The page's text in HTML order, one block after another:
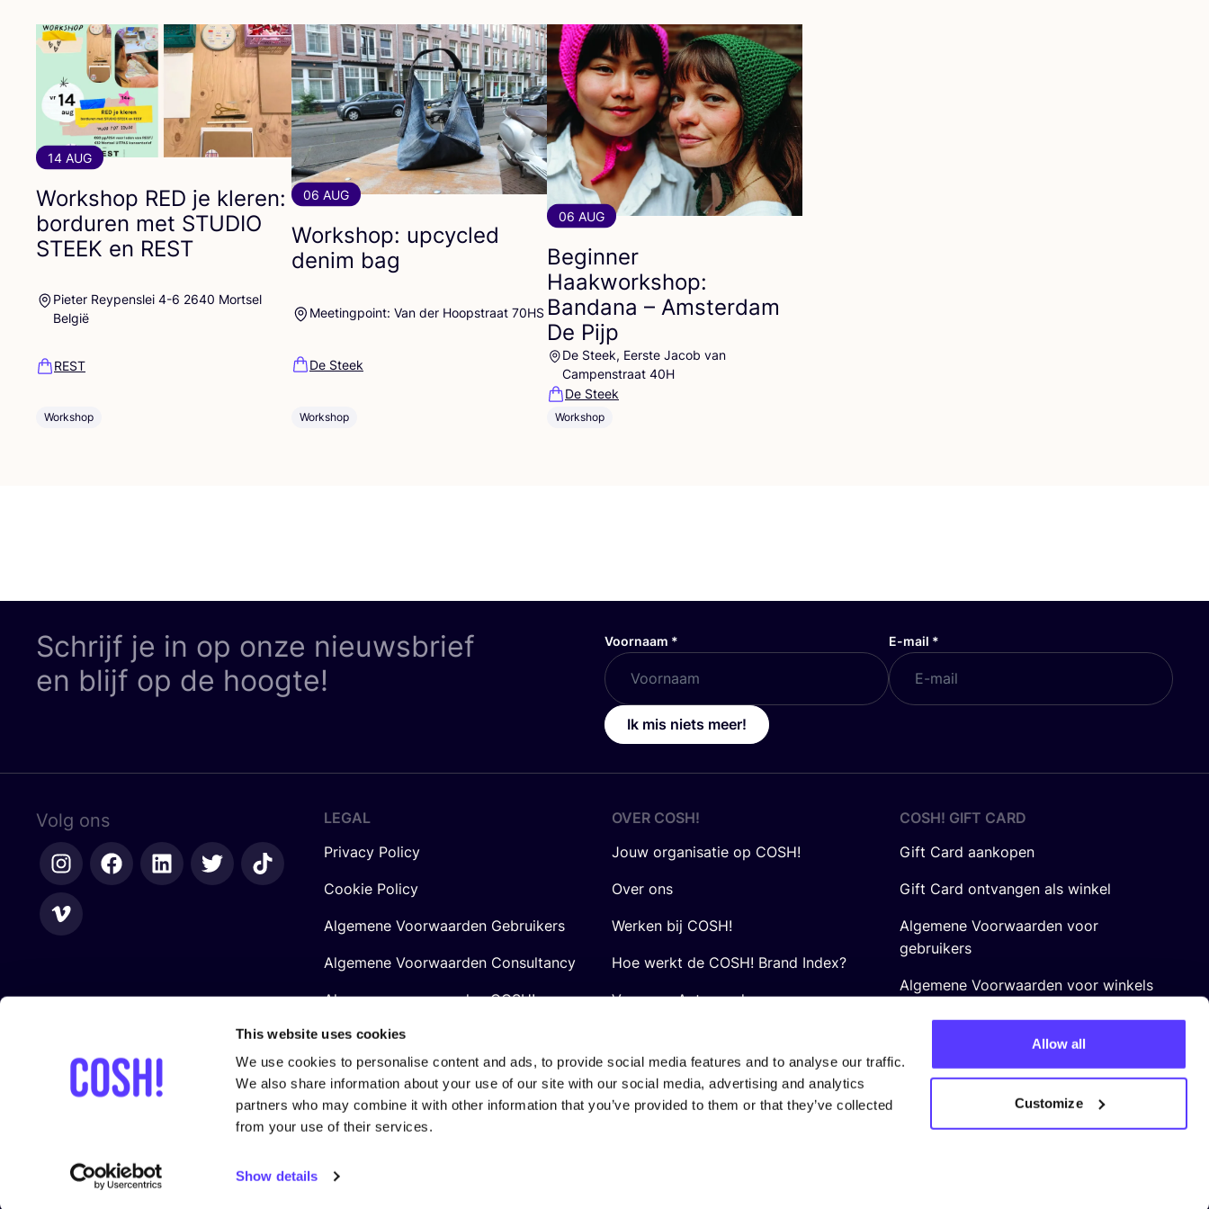
This website uses cookies
We use cookies to personalise content and ads, to provide social media features and to analyse our traffic.
We also share information about your use of our site with our social media, advertising and analytics
partners who may combine it with other information that you’ve provided to them or that they’ve collected
from your use of their services.
Show details
Allow all
Customize
14 AUG
Workshop RED je kleren:
borduren met STUDIO
STEEK en REST
Pieter Reypenslei 4-6 2640 Mortsel
België
REST
Workshop
06 AUG
Workshop: upcycled
denim bag
Meetingpoint: Van der Hoopstraat 70HS
De Steek
Workshop
06 AUG
Beginner
Haakworkshop:
Bandana – Amsterdam
De Pijp
De Steek, Eerste Jacob van
Campenstraat 40H
De Steek
Workshop
Schrijf je in op onze nieuwsbrief
en blijf op de hoogte!
Voornaam * E-mail *
Ik mis niets meer!
Volg ons
LEGAL
Privacy Policy
Cookie Policy
Algemene Voorwaarden Gebruikers
Algemene Voorwaarden Consultancy
Algemene voorwaarden COSH! voor
OVER COSH!
Jouw organisatie op COSH!
Over ons
Werken bij COSH!
Hoe werkt de COSH! Brand Index?
Vraag en Antwoord
COSH! GIFT CARD
Gift Card aankopen
Gift Card ontvangen als winkel
Algemene Voorwaarden voor
gebruikers
Algemene Voorwaarden voor winkels